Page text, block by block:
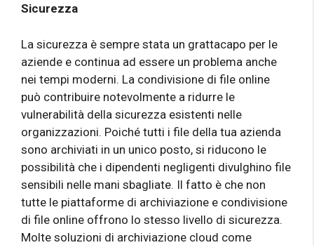
Sicurezza
La sicurezza è sempre stata un grattacapo per le
aziende e continua ad essere un problema anche
nei tempi moderni. La condivisione di file online
può contribuire notevolmente a ridurre le
vulnerabilità della sicurezza esistenti nelle
organizzazioni. Poiché tutti i file della tua azienda
sono archiviati in un unico posto, si riducono le
possibilità che i dipendenti negligenti divulghino file
sensibili nelle mani sbagliate. Il fatto è che non
tutte le piattaforme di archiviazione e condivisione
di file online offrono lo stesso livello di sicurezza.
Molte soluzioni di archiviazione cloud come